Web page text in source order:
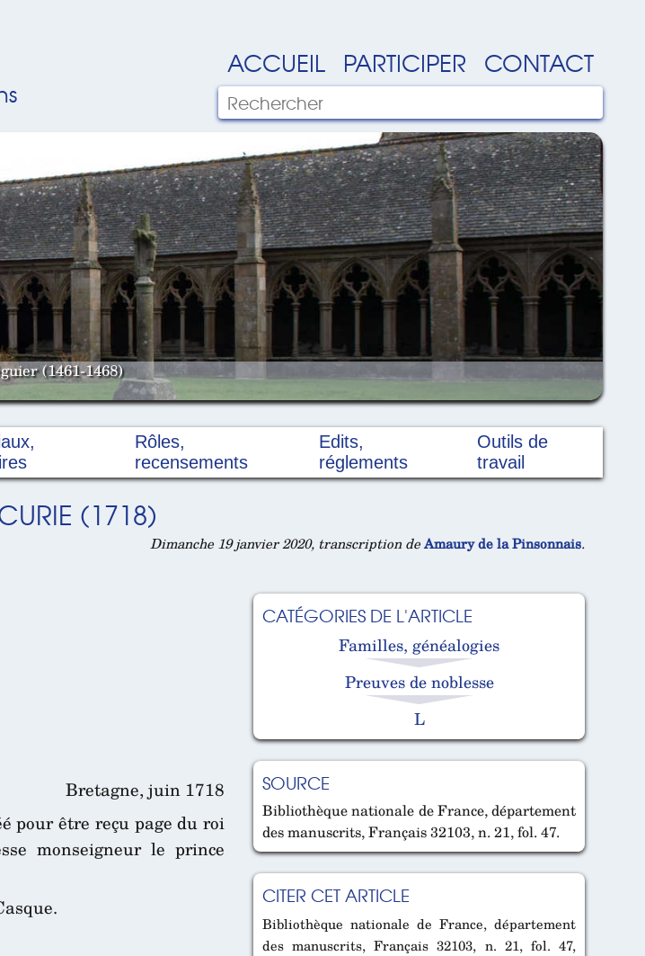
ACCUEIL PARTICIPER CONTACT
(1461-1468)
Rôles,
recensements
Edits,
réglements
Outils de
travail
(1718)
Dimanche 19 janvier 2020, transcription deAmaury de la Pinsonnais.
CATÉGORIES DE L'ARTICLE
Familles, généalogies
Preuves de noblesse
L
SOURCE
Bibliothèque nationale de France, département
des manuscrits, Français 32103, n. 21, fol. 47.
CITER CET ARTICLE
Bibliothèque nationale de France, département
des manuscrits, Français 32103, n. 21, fol. 47,
Bretagne, juin 1718
pour être reçu page du roi
monseigneur le prince